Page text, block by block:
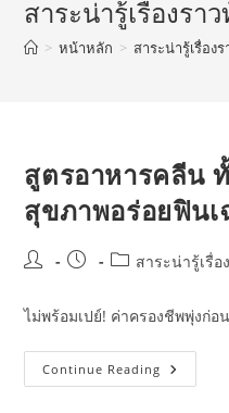
สาระน่ารู้เรื่องรา
> หน้าหลัก > สาระน่ารู้เรื่อง
สูตรอาหารคลีน
สุขภาพอร่อยฟินเ
Post
Post
Postสาระน่ารู้เรื่อ
ไม่พร้อมเปย์! ค่าครองชีพพุ่งก่อ
Continue Reading สูตร
อา